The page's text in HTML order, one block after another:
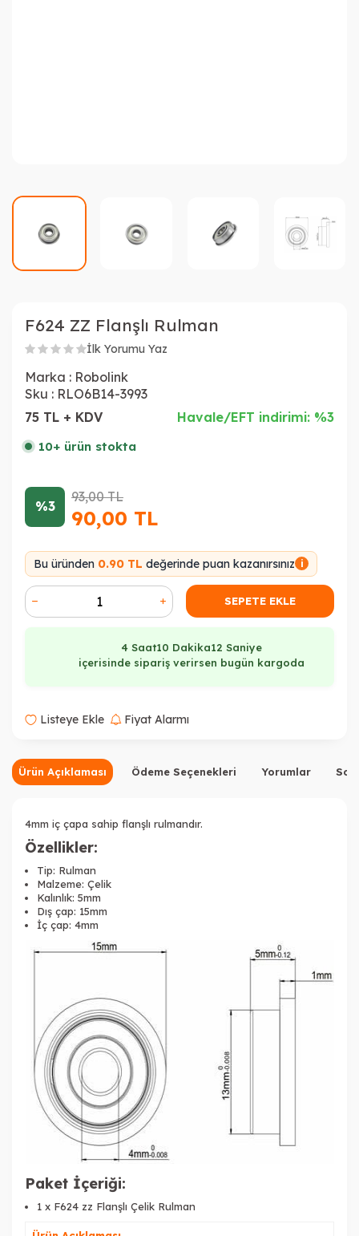
F624 ZZ Flanşlı Rulman
İlk Yorumu Yaz
Marka : Robolink
Sku : RLO6B14-3993
75 TL + KDV
Havale/EFT indirimi: %3
10+ ürün stokta
%3
93,00TL
90,00 TL
Bu üründen 0.90 TL değerinde puan kazanırsınız i
SEPETE EKLE
4 Saat10 Dakika12 Saniye
içerisinde sipariş verirsen bugün kargoda
Listeye Ekle Fiyat Alarmı
Ürün Açıklaması Ödeme Seçenekleri Yorumlar
4mm iç çapa sahip flanşlı rulmandır.
Özellikler:
Tip: Rulman
Malzeme: Çelik
Kalınlık: 5mm
Dış çap: 15mm
İç çap: 4mm
Paket İçeriği:
1 x F624 zz Flanşlı Çelik Rulman